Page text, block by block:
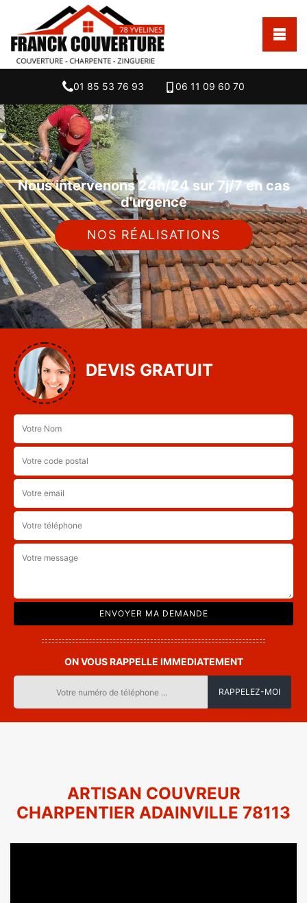
01 85 53 76 93 06 11 09 60 70
Nous intervenons 24h/24 sur 7j/7 en cas
d'urgence
NOS RÉALISATIONS
DEVIS GRATUIT
ON VOUS RAPPELLE IMMEDIATEMENT
ARTISAN COUVREUR
CHARPENTIER ADAINVILLE 78113